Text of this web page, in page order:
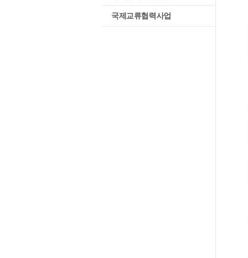
국제교류협력사업